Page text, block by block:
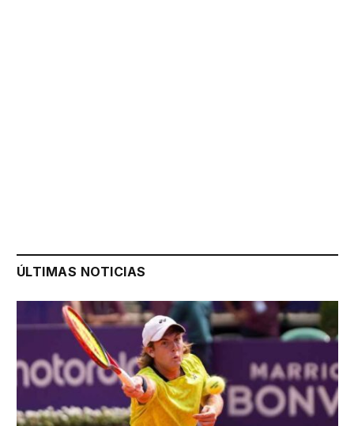
ÚLTIMAS NOTICIAS